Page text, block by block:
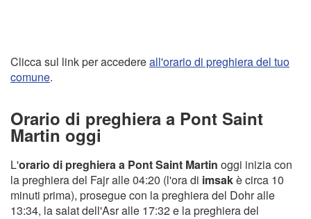
Clicca sul link per accedereall'orario di preghiera del tuo
comune.
Orario di preghiera a Pont Saint
Martin oggi
L'orario di preghiera a Pont Saint Martin oggi inizia con
la preghiera del Fajr alle 04:20 (l'ora di imsakè circa 10
minuti prima), prosegue con la preghiera del Dohr alle
13:34, la salat dell'Asr alle 17:32 e la preghiera del